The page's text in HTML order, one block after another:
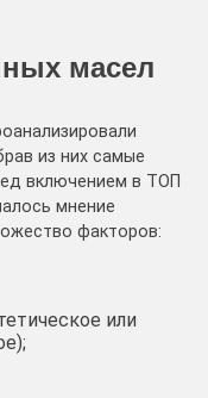
масел
из них самые
включением в ТОП
мнение
факторов:
или